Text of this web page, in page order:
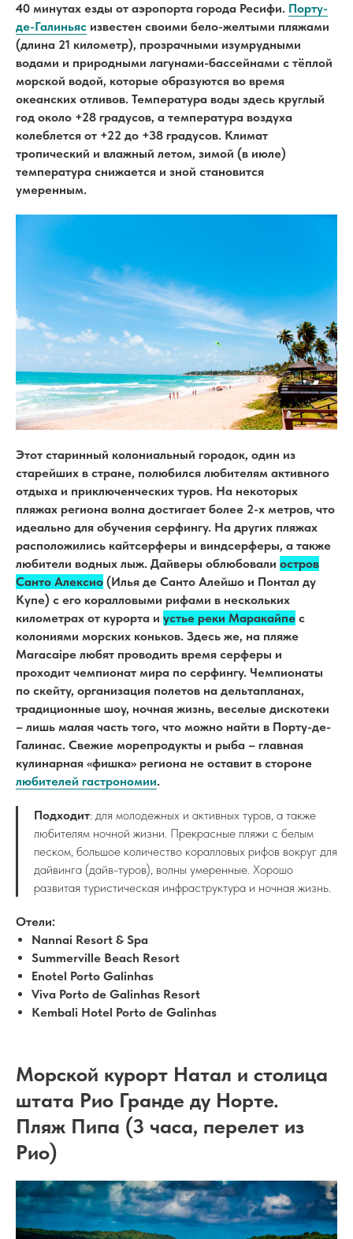
40 минутах езды от аэропорта города Ресифи. Порту-
де-Галиньяс известен своими бело-желтыми пляжами
(длина 21 километр), прозрачными изумрудными
водами и природными лагунами-бассейнами с тёплой
морской водой, которые образуются во время
океанских отливов. Температура воды здесь круглый
год около +28 градусов, а температура воздуха
колеблется от +22 до +38 градусов. Климат
тропический и влажный летом, зимой (в июле)
температура снижается и зной становится
умеренным.
Этот старинный колониальный городок, один из
старейших в стране, полюбился любителям активного
отдыха и приключенческих туров. На некоторых
пляжах региона волна достигает более 2-х метров, что
идеально для обучения серфингу. На других пляжах
расположились кайтсерферы и виндсерферы, а также
любители водных лыж. Дайверы облюбовали остров
Санто Алексио (Илья де Санто Алейшо и Понтал ду
Купе) с его коралловыми рифами в нескольких
километрах от курорта и устье реки Маракайпе с
колониями морских коньков. Здесь же, на пляже
Maracaipe любят проводить время серферы и
проходит чемпионат мира по серфингу. Чемпионаты
по скейту, организация полетов на дельтапланах,
традиционные шоу, ночная жизнь, веселые дискотеки
– лишь малая часть того, что можно найти в Порту-де-
Галинас. Свежие морепродукты и рыба – главная
кулинарная «фишка» региона не оставит в стороне
любителей гастрономии.
Подходит: для молодежных и активных туров, а также
любителям ночной жизни. Прекрасные пляжи с белым
песком, большое количество коралловых рифов вокруг для
дайвинга (дайв-туров), волны умеренные. Хорошо
развитая туристическая инфраструктура и ночная жизнь.
Отели:
Nannai Resort & Spa
Summerville Beach Resort
Enotel Porto Galinhas
Viva Porto de Galinhas Resort
Kembali Hotel Porto de Galinhas
Морской курорт Натал и столица
штата Рио Гранде ду Норте.
Пляж Пипа (3 часа, перелет из
Рио)